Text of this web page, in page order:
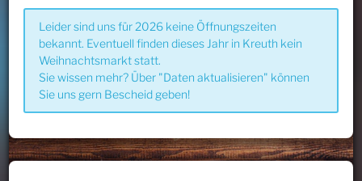
Leider sind uns für 2026 keine Öffnungszeiten
bekannt. Eventuell finden dieses Jahr in Kreuth kein
Weihnachtsmarkt statt.
Sie wissen mehr? Über "Daten aktualisieren" können
Sie uns gern Bescheid geben!